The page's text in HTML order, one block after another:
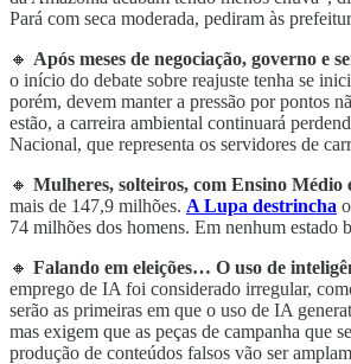
Pará com seca moderada, pediram às
🔸 Após meses de negociação, governo e
o início do debate sobre reajuste tenha se
porém, devem manter a pressão por pontos
estão, a carreira ambiental continuará
Nacional, que representa os servidores de
🔸 Mulheres, solteiros, com Ensino Médio
mais de 147,9 milhões. A Lupa destrincha
74 milhões dos homens. Em nenhum
🔸 Falando em eleições… O uso de
emprego de IA foi considerado irregular,
serão as primeiras em que o uso de IA
mas exigem que as peças de campanha
produção de conteúdos falsos vão ser